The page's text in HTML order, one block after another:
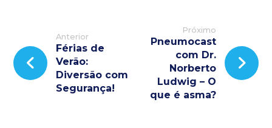
Anterior
Férias de
Verão:
Diversão com
Segurança!
Próximo
Pneumocast
com Dr.
Norberto
Ludwig – O
que é asma?